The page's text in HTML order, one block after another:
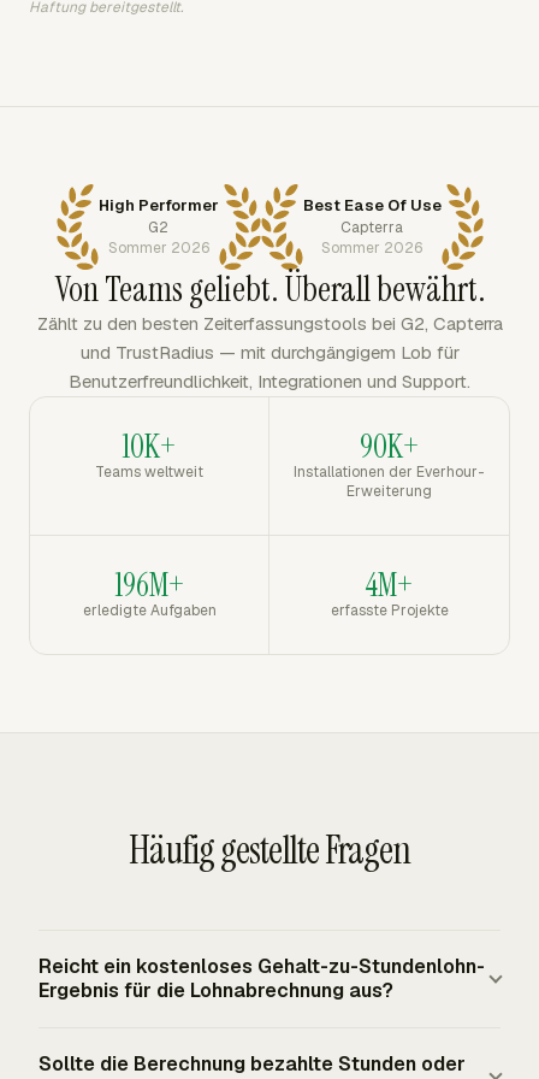
Haftung bereitgestellt.
High Performer
G2
Sommer 2026
Best Ease Of Use
Capterra
Sommer 2026
Von Teams geliebt. Überall bewährt.
Zählt zu den besten Zeiterfassungstools bei G2, Capterra
und TrustRadius — mit durchgängigem Lob für
Benutzerfreundlichkeit, Integrationen und Support.
10K+
Teams weltweit
90K+
Installationen der Everhour-
Erweiterung
196M+
erledigte Aufgaben
4M+
erfasste Projekte
Häufig gestellte Fragen
Reicht ein kostenloses Gehalt-zu-Stundenlohn-
Ergebnis für die Lohnabrechnung aus?
des Bruttosatzes aus. Die Lohnabrechnung benötigt
Sollte die Berechnung bezahlte Stunden oder